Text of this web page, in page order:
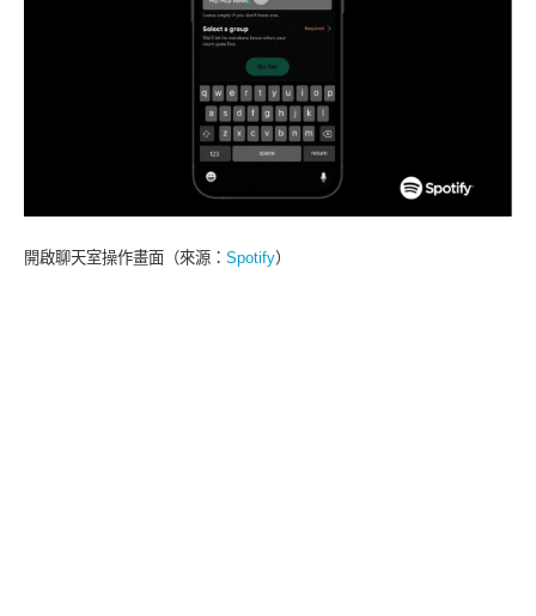
開啟聊天室操作畫面（來源： Spotify）